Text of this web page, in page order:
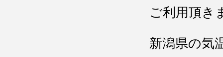
ご利用頂き
新潟県の気